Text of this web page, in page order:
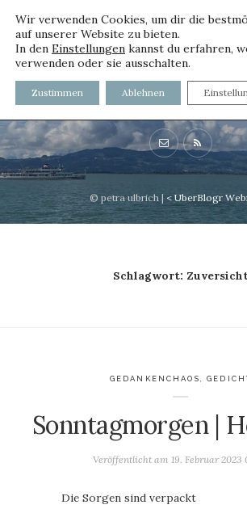
voller worte
mit und ohne Innenfutter
© petra ulbrich | < UberBlogr
Schlagwort:
GEDANKENCHAOS,
Sonntagmorgen |
Veröffentlicht am 19. Februar 2023
Die Sorgen sind verpackt
Wir verwenden Cookies, um dir die
auf unserer Website zu bieten.
In den Einstellungen kannst du erfahren,
verwenden oder sie ausschalten.
Zustimmen Ablehnen